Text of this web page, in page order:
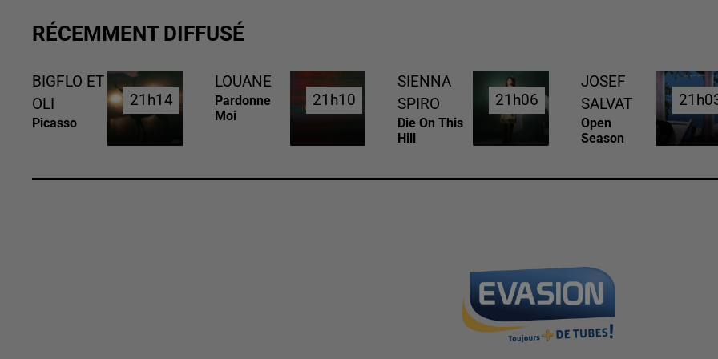
RÉCEMMENT DIFFUSÉ
BIGFLO ET
OLI
Picasso
21h14
21h14
LOUANE
Pardonne
Moi
21h10
21h10
SIENNA
SPIRO
Die On This
Hill
21h06
21h06
JOSEF
SALVAT
Open
Season